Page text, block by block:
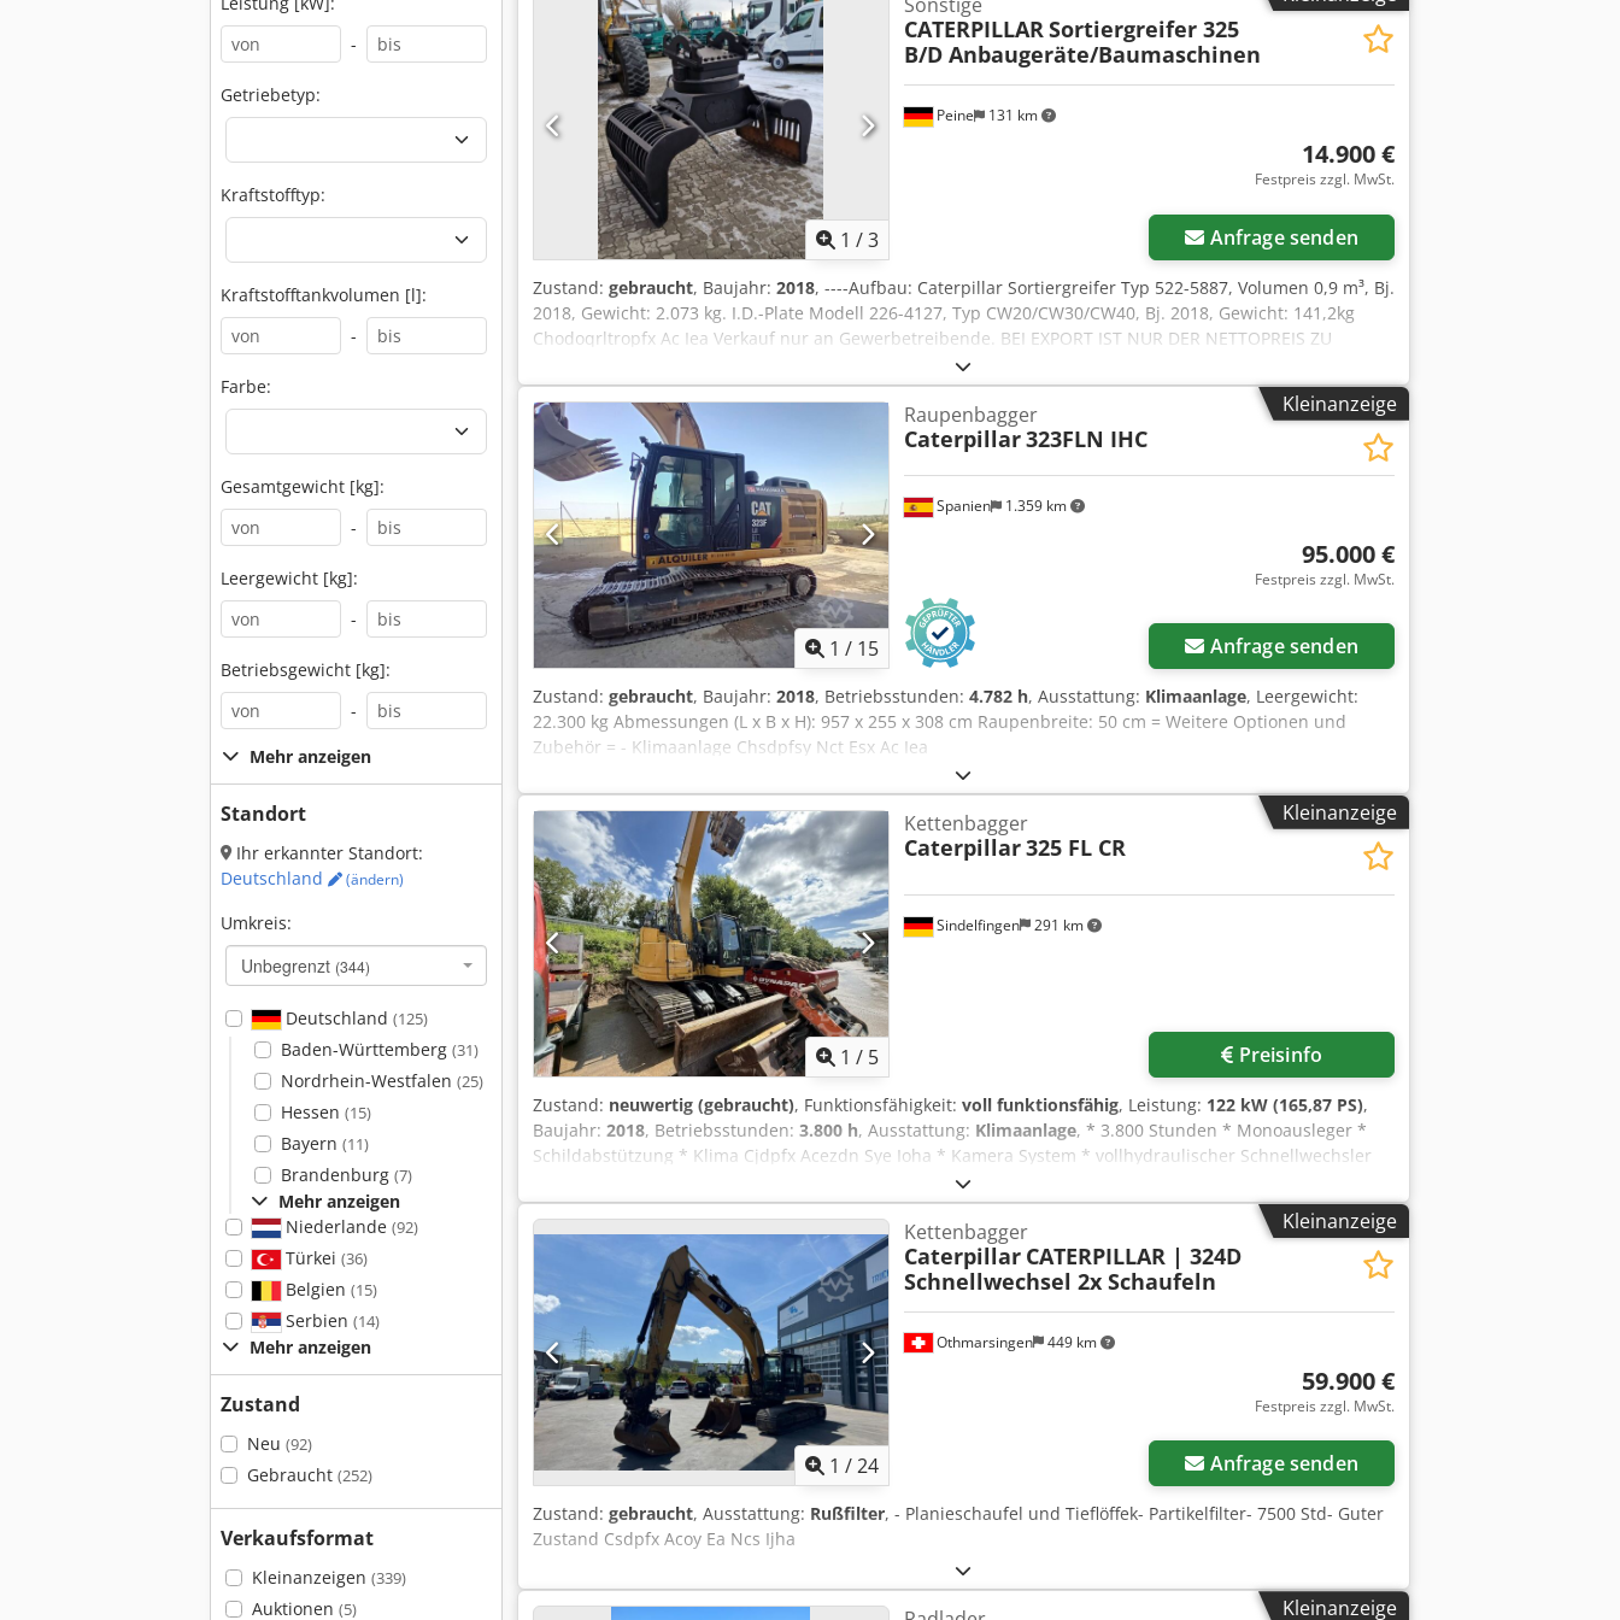
-
Getriebetyp:
Kraftstofftyp:
Kraftstofftankvolumen [l]:
-
Farbe:
Gesamtgewicht [kg]:
-
Leergewicht [kg]:
-
Betriebsgewicht [kg]:
-
Mehr anzeigen
Standort
Ihr erkannter Standort:
Deutschland
(ändern)
Umkreis:
Unbegrenzt (344)
Deutschland (125)
Baden-Württemberg (31)
Nordrhein-Westfalen (25)
Hessen (15)
Bayern (11)
Brandenburg (7)
Mehr anzeigen
Niederlande (92)
Türkei (36)
Belgien (15)
Serbien (14)
Mehr anzeigen
Zustand
Neu (92)
Gebraucht (252)
Verkaufsformat
Kleinanzeigen (339)
Auktionen (5)
1 /3
Peine 131 km
Sonstige
CATERPILLARSortiergreifer 325
B/D Anbaugeräte/Baumaschinen
14.900 €
Festpreis zzgl. MwSt.
Anfrage senden
Zustand: gebraucht, Baujahr: 2018, ----Aufbau: Caterpillar Sortiergreifer Typ 522-5887, Volumen 0,9 m³, Bj.
2018, Gewicht: 2.073 kg. I.D.-Plate Modell 226-4127, Typ CW20/CW30/CW40, Bj. 2018, Gewicht: 141,2kg
Chodoqrltropfx Ac Iea Verkauf nur an Gewerbetreibende. BEI EXPORT IST NUR DER NETTOPREIS ZU
BEZAHLEN !!!!! ALLE ANGABEN OHNE GEWÄHR INS. AUSSTATTUNG+ZUBEHÖR.Grundlage aller
Kaufverträge, Rechnungen, Proforma-Rechnungen, Bestellungen, Verkaufsgespräche sind unsere AGBs
(Siehe dazu Impressum).
Kleinanzeige
1 / 15
Spanien 1.359 km
Raupenbagger
Caterpillar323FLN IHC
95.000 €
Festpreis zzgl. MwSt.
Anfrage senden
Zustand: gebraucht, Baujahr: 2018, Betriebsstunden: 4.782 h, Ausstattung: Klimaanlage, Leergewicht:
22.300 kg Abmessungen (L x B x H): 957 x 255 x 308 cm Raupenbreite: 50 cm = Weitere Optionen und
Zubehör = - Klimaanlage Chsdpfsy Nct Esx Ac Iea
Kleinanzeige
1 / 5
Sindelfingen 291 km
Kettenbagger
Caterpillar325 FL CR
Preisinfo
Zustand: neuwertig (gebraucht), Funktionsfähigkeit: voll funktionsfähig, Leistung: 122 kW (165,87 PS),
Baujahr: 2018, Betriebsstunden: 3.800 h, Ausstattung: Klimaanlage, * 3.800 Stunden * Monoausleger *
Schildabstützung * Klima Cjdpfx Acezdn Sye Ioha * Kamera System * vollhydraulischer Schnellwechsler
Oilquick OQ70/55 * Zentralschmierung * Motorleistung 122 kW * Einsatzgew 25.000kg * 1 x Tieflöffel *
neuwertiger Zustand
Kleinanzeige
1 /24
Othmarsingen 449 km
Kettenbagger
Caterpillar CATERPILLAR | 324D
Schnellwechsel 2x Schaufeln
59.900 €
Festpreis zzgl. MwSt.
Anfrage senden
Zustand: gebraucht, Ausstattung: Rußfilter, - Planieschaufel und Tieflöffek- Partikelfilter- 7500 Std- Guter
Zustand Csdpfx Acoy Ea Ncs Ijha
Kleinanzeige